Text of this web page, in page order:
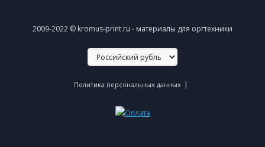
2009-2022 © kromus-print.ru - материалы для оргтехники
Политика персональных данных |